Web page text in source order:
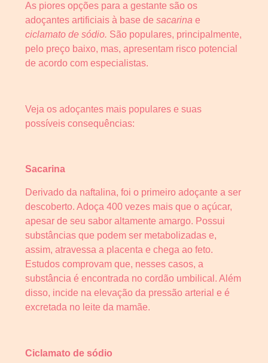
As piores opções para a gestante são os
adoçantes artificiais à base de sacarina e
ciclamato de sódio. São populares, principalmente,
pelo preço baixo, mas, apresentam risco potencial
de acordo com especialistas.
Veja os adoçantes mais populares e suas
possíveis consequências:
Sacarina
Derivado da naftalina, foi o primeiro adoçante a ser
descoberto. Adoça 400 vezes mais que o açúcar,
apesar de seu sabor altamente amargo. Possui
substâncias que podem ser metabolizadas e,
assim, atravessa a placenta e chega ao feto.
Estudos comprovam que, nesses casos, a
substância é encontrada no cordão umbilical. Além
disso, incide na elevação da pressão arterial e é
excretada no leite da mamãe.
Ciclamato de sódio